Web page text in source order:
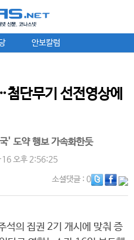
안보칼럼
단무기 선전영상에
' 도약 행보 가속화한듯
오후 2:56:25
소셜댓글: 0
석의 집권 2기 개시에 맞춰 증